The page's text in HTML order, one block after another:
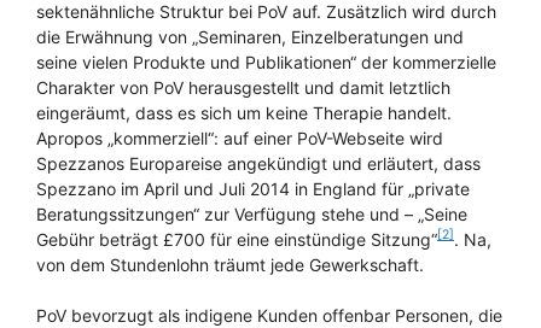
sektenähnliche Struktur bei PoV auf. Zusätzlich wird durch
die Erwähnung von „Seminaren, Einzelberatungen und
seine vielen Produkte und Publikationen“ der kommerzielle
Charakter von PoV herausgestellt und damit letztlich
eingeräumt, dass es sich um keine Therapie handelt.
Apropos „kommerziell“: auf einer PoV-Webseite wird
Spezzanos Europareise angekündigt und erläutert, dass
Spezzano im April und Juli 2014 in England für „private
Beratungssitzungen“ zur Verfügung stehe und – „Seine
Gebühr beträgt £700 für eine einstündige Sitzung“[2] . Na,
von dem Stundenlohn träumt jede Gewerkschaft.
PoV bevorzugt als indigene Kunden offenbar Personen, die